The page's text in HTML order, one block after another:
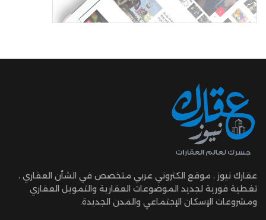
عقارك نيوز ، موقع الكتروني عربي متخصص في الشأن العقاري ،
تغطية فورية لجديد الموضوعات العقارية والتمويل العقاري
ومشروعات الإسكان الإجتماعي والمدن الجديدة.